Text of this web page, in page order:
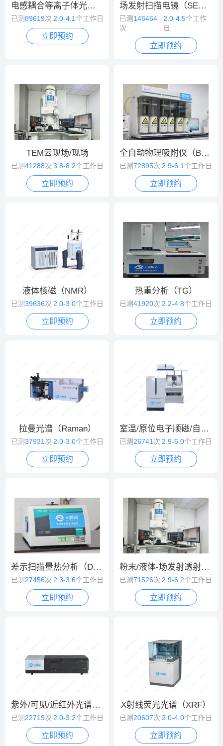
电感耦合等离子体光谱/质谱（ICP-OES/MS）
已测89619次 2.0-4.1 个工作日
立即预约
场发射扫描电镜（SEM）
已测 146464
次
2.0-4.5个工作
日
立即预约
TEM云现场/现场
已测41288次 3.8-8.2个工作日
立即预约
全自动物理吸附仪（BET）
已测72895次 2.9-6.1 个工作日
立即预约
液体核磁（NMR）
已测39636次 2.0-3.0个工作日
立即预约
热重分析（TG）
已测41920次 2.2-4.8个工作日
立即预约
拉曼光谱（Raman）
已测37931次 2.0-3.0个工作日
立即预约
室温/原位电子顺磁/自旋共振波谱（EPR/ESR）
已测26741次 2.9-6.0个工作日
立即预约
差示扫描量热分析（DSC）
已测27456次 2.3-3.6个工作日
立即预约
粉末/液体-场发射透射电镜（TEM）
已测71526次 2.9-6.2个工作日
立即预约
紫外/可见/近红外光谱（UV/VIS/NIR）
已测 22719次 2.0-3.2个工作日
立即预约
X射线荧光光谱（XRF）
已测 20607次 2.0-4.0个工作日
立即预约